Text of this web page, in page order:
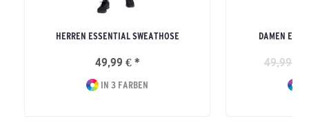
HERREN ESSENTIAL SWEATHOSE
49,99 € *
IN 3 FARBEN
DAMEN
49,99 € *